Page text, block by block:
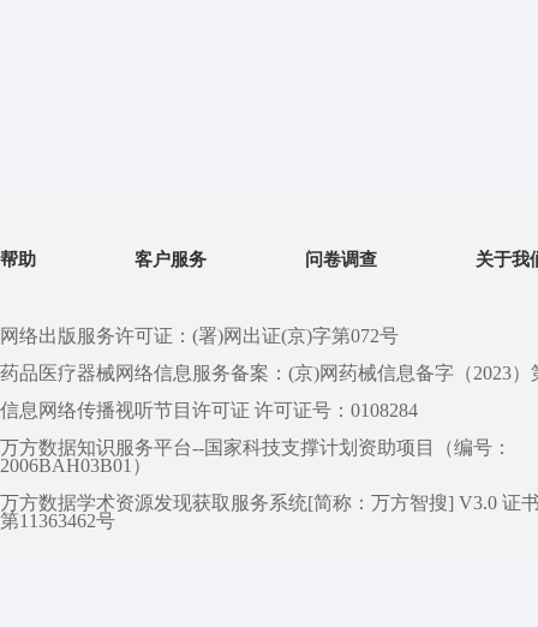
帮助 客户服务 问卷调查 关于我
网络出版服务许可证：(署)网出证(京)字第072号
药品医疗器械网络信息服务备案：(京)网药械信息备字（2023）
信息网络传播视听节目许可证 许可证号：0108284
万方数据知识服务平台--国家科技支撑计划资助项目（编号：
2006BAH03B01）
万方数据学术资源发现获取服务系统[简称：万方智搜] V3.0 证
第11363462号